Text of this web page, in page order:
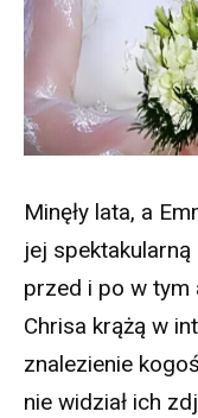
Minęły lata, a
jej
przed i po w tym
Chrisa krążą w
znalezienie
nie widział ich